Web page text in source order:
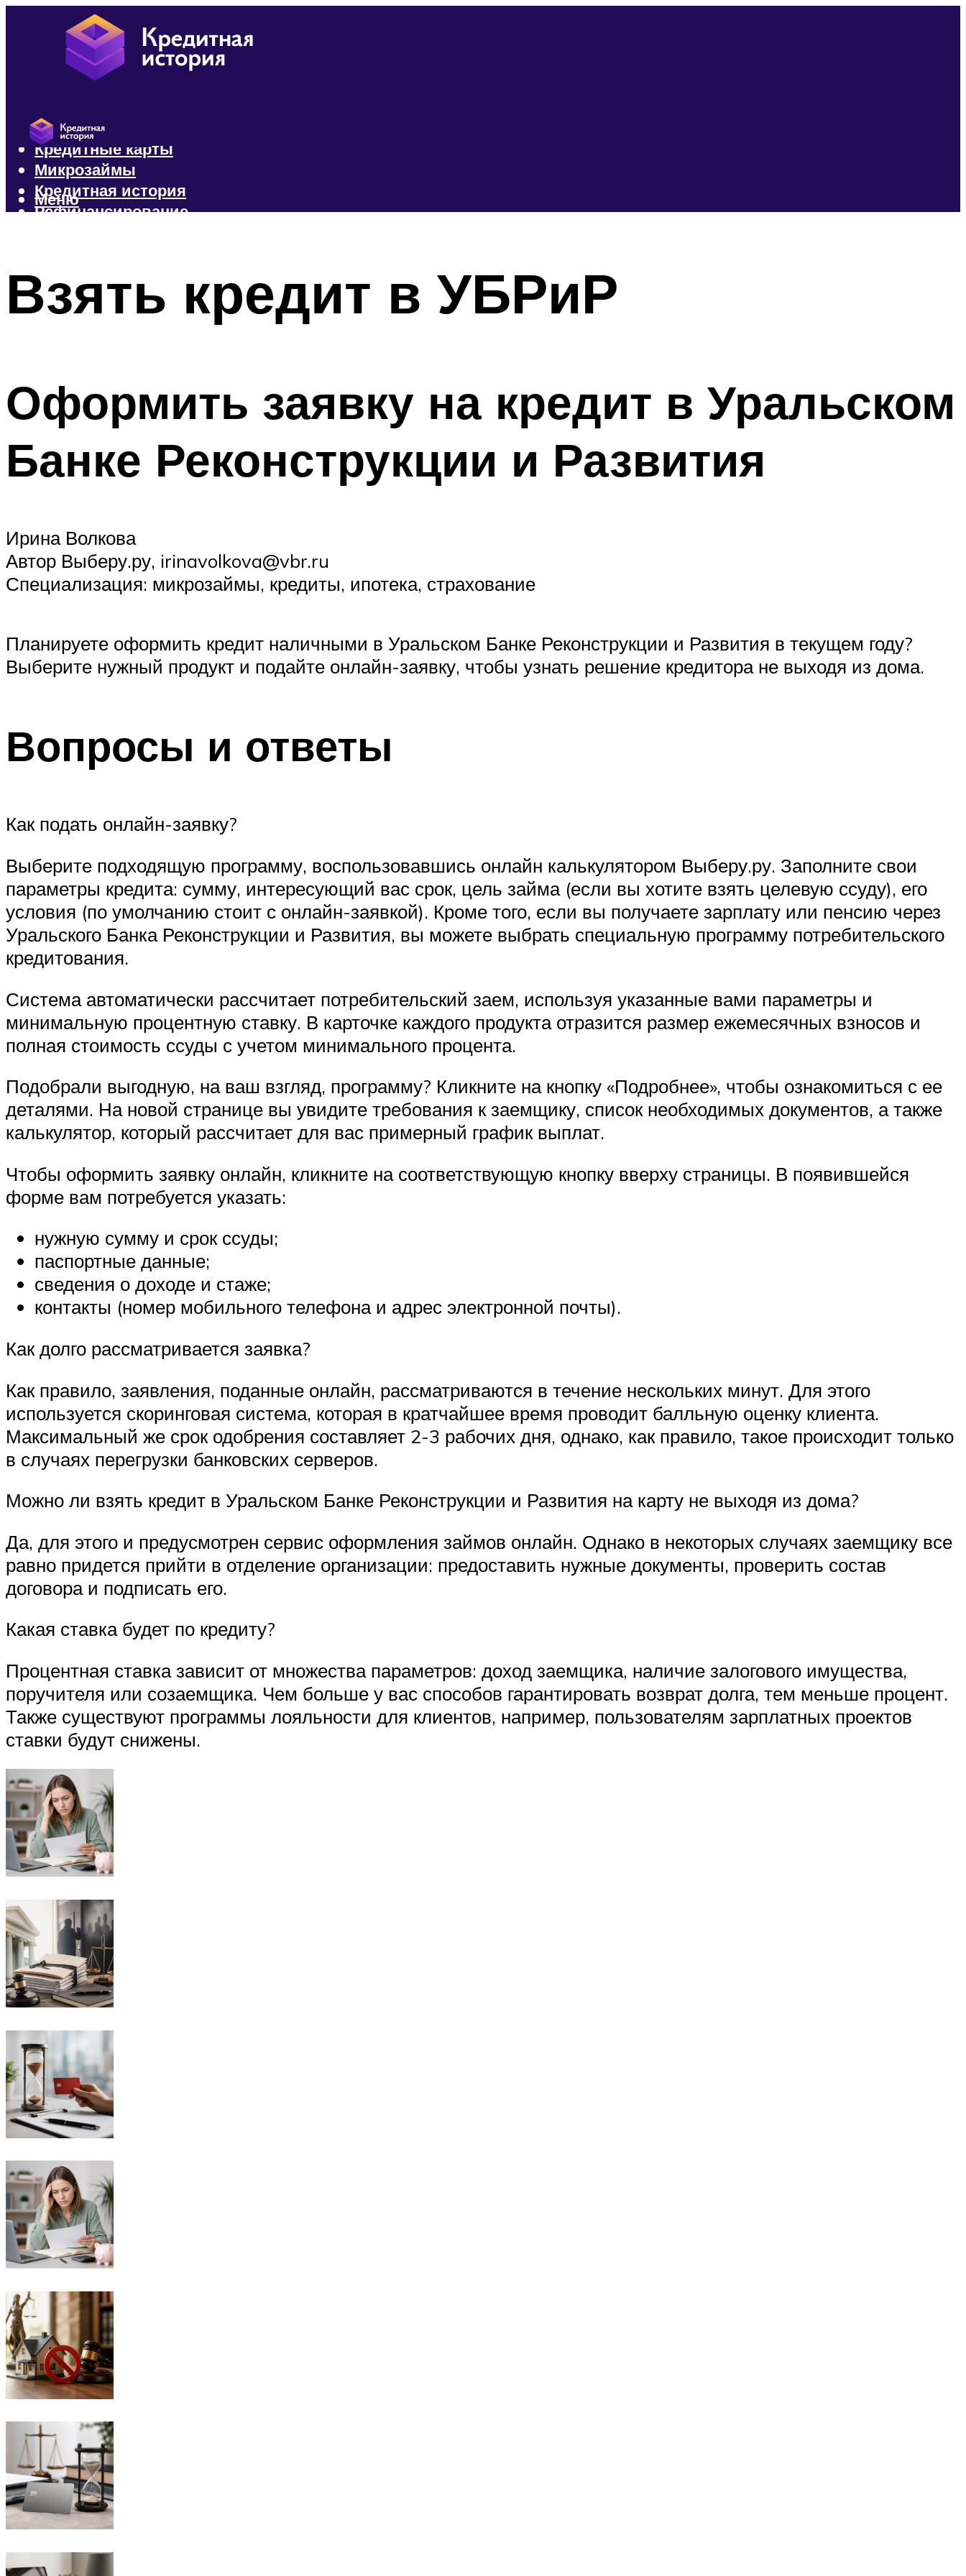
Кредиты
Кредитные карты
Микрозаймы
Кредитная история
Рефинансирование
Меню
Взять кредит в УБРиР
Оформить заявку на кредит в Уральском
Банке Реконструкции и Развития
Ирина Волкова
Автор Выберу.ру, irinavolkova@vbr.ru
Специализация: микрозаймы, кредиты, ипотека, страхование
Планируете оформить кредит наличными в Уральском Банке Реконструкции и Развития в текущем году?
Выберите нужный продукт и подайте онлайн-заявку, чтобы узнать решение кредитора не выходя из дома.
Вопросы и ответы
Как подать онлайн-заявку?
Выберите подходящую программу, воспользовавшись онлайн калькулятором Выберу.ру. Заполните свои
параметры кредита: сумму, интересующий вас срок, цель займа (если вы хотите взять целевую ссуду), его
условия (по умолчанию стоит с онлайн-заявкой). Кроме того, если вы получаете зарплату или пенсию через
Уральского Банка Реконструкции и Развития, вы можете выбрать специальную программу потребительского
кредитования.
Система автоматически рассчитает потребительский заем, используя указанные вами параметры и
минимальную процентную ставку. В карточке каждого продукта отразится размер ежемесячных взносов и
полная стоимость ссуды с учетом минимального процента.
Подобрали выгодную, на ваш взгляд, программу? Кликните на кнопку «Подробнее», чтобы ознакомиться с ее
деталями. На новой странице вы увидите требования к заемщику, список необходимых документов, а также
калькулятор, который рассчитает для вас примерный график выплат.
Чтобы оформить заявку онлайн, кликните на соответствующую кнопку вверху страницы. В появившейся
форме вам потребуется указать:
нужную сумму и срок ссуды;
паспортные данные;
сведения о доходе и стаже;
контакты (номер мобильного телефона и адрес электронной почты).
Как долго рассматривается заявка?
Как правило, заявления, поданные онлайн, рассматриваются в течение нескольких минут. Для этого
используется скоринговая система, которая в кратчайшее время проводит балльную оценку клиента.
Максимальный же срок одобрения составляет 2-3 рабочих дня, однако, как правило, такое происходит только
в случаях перегрузки банковских серверов.
Можно ли взять кредит в Уральском Банке Реконструкции и Развития на карту не выходя из дома?
Да, для этого и предусмотрен сервис оформления займов онлайн. Однако в некоторых случаях заемщику все
равно придется прийти в отделение организации: предоставить нужные документы, проверить состав
договора и подписать его.
Какая ставка будет по кредиту?
Процентная ставка зависит от множества параметров: доход заемщика, наличие залогового имущества,
поручителя или созаемщика. Чем больше у вас способов гарантировать возврат долга, тем меньше процент.
Также существуют программы лояльности для клиентов, например, пользователям зарплатных проектов
ставки будут снижены.